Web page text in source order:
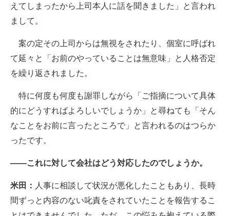
えてしまったから上司本人に話を聞きました」と言われ
まして。
案の定その上司からは無視をされたり、個室に呼ばれ
て延々と「お前のやっていることは無意味」と人格否定
を繰り返されました。
特に何度も何度も謝罪しながら「ご指摘について具体
的にどうすればよろしいでしょうか」と尋ねても「そん
なことをお前に言ったところで」と言われるのはつらか
ったです。
――これに対して会社はどう対応したのでしょうか。
米田： 人事に相談して状況が悪化したこともあり、長時
間ずっと内容のない叱責をされていたことを報告するこ